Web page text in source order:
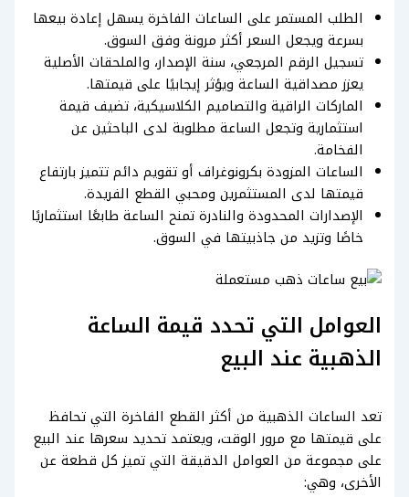
الطلب المستمر على الساعات الفاخرة يسهل إعادة بيعها
بسرعة ويجعل السعر أكثر مرونة وفق السوق.
تسجيل الرقم المرجعي، سنة الإصدار، والملحقات الأصلية
يعزز مصداقية الساعة ويؤثر إيجابيًا على قيمتها.
الماركات الراقية والتصاميم الكلاسيكية، تضيف قيمة
استثمارية وتجعل الساعة مطلوبة لدى الباحثين عن
الفخامة.
الساعات المزودة بكرونوغراف أو تقويم دائم تتميز بارتفاع
قيمتها لدى المستثمرين ومحبي القطع الفريدة.
الإصدارات المحدودة والنادرة تمنح الساعة طابعًا استثماريًا
خاصًا وتزيد من جاذبيتها في السوق.
العوامل التي تحدد قيمة الساعة
الذهبية عند البيع
تعد الساعات الذهبية من أكثر القطع الفاخرة التي تحافظ
على قيمتها مع مرور الوقت، ويعتمد تحديد سعرها عند البيع
على مجموعة من العوامل الدقيقة التي تميز كل قطعة عن
الأخرى، وهي: